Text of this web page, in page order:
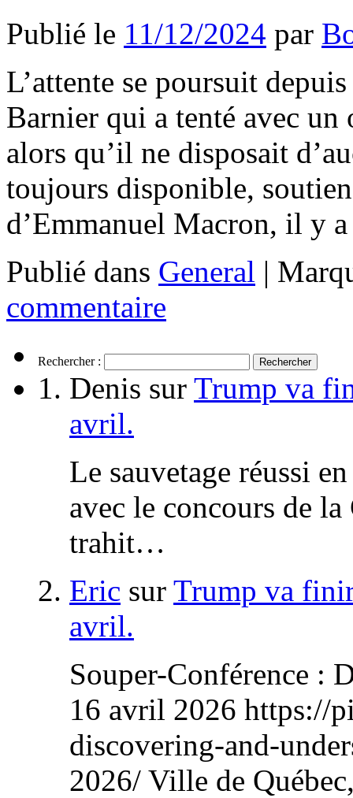
Publié le 11/12/2024 par
L’attente se poursuit
Barnier qui a tenté avec
alors qu’il ne disposait
toujours disponible,
d’Emmanuel Macron, il y
Publié dans General |
commentaire
Rechercher :
Denis sur Trump va
avril.
Le sauvetage réussi
avec le concours de
trahit…
Eric sur Trump va
avril.
Souper-Conférence :
16 avril 2026 https://
discovering-and-
2026/ Ville de